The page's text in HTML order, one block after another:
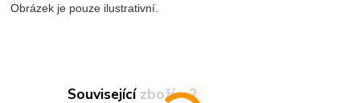
Obrázek je pouze ilustrativní.
Související zboží 2